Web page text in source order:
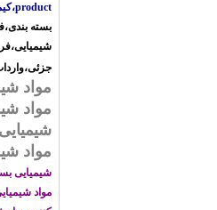
product،کیمیا پخش،
بسته
مواد
مواد
مواد
شیمیایی
مواد